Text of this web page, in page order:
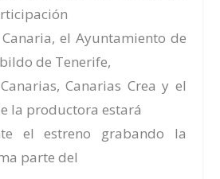
el Ayuntamiento de
de Tenerife,
Canarias Crea y el
la productora estará
el estreno grabando la
parte del